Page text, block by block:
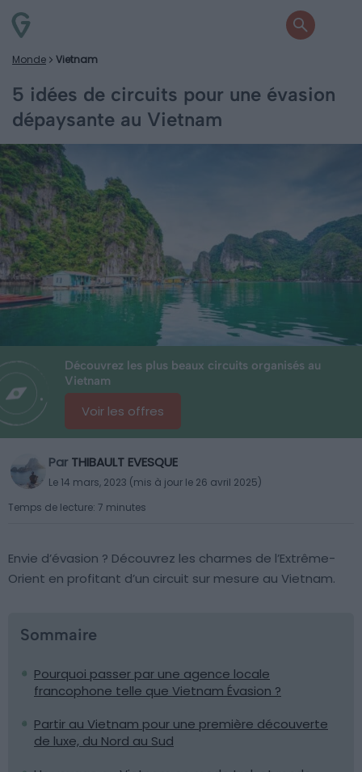
Monde Vietnam
5 idées de circuits pour une évasion
dépaysante au Vietnam
Découvrez les plus beaux circuits organisés au
Vietnam
Voir les offres
Par THIBAULT EVESQUE
Le 14 mars, 2023 (mis à jour le 26 avril 2025)
Temps de lecture: 7 minutes
Envie d’évasion ? Découvrez les charmes de l’Extrême-
Orient en profitant d’un circuit sur mesure au Vietnam.
Sommaire
Pourquoi passer par une agence locale
francophone telle que Vietnam Évasion ?
Partir au Vietnam pour une première découverte
de luxe, du Nord au Sud